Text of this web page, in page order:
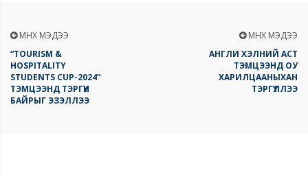
ӨМНӨХ МЭДЭЭ
“TOURISM &
HOSPITALITY
STUDENTS CUP-2024”
ТЭМЦЭЭНД ТЭРГҮҮН
БАЙРЫГ ЭЗЭЛЛЭЭ
ӨМНӨХ МЭДЭЭ
АНГЛИ ХЭЛНИЙ АСТ
ТЭМЦЭЭНД ОУ
ХАРИЛЦААНЫХАН
ТЭРГҮҮЛЛЭЭ